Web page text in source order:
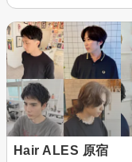
Hair ALES 原宿